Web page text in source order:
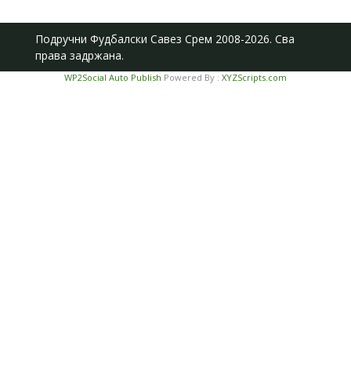
Подручни Фудбалски Савез Срем 2008-2026. Сва
права задржана.
WP2Social Auto Publish Powered By : XYZScripts.com